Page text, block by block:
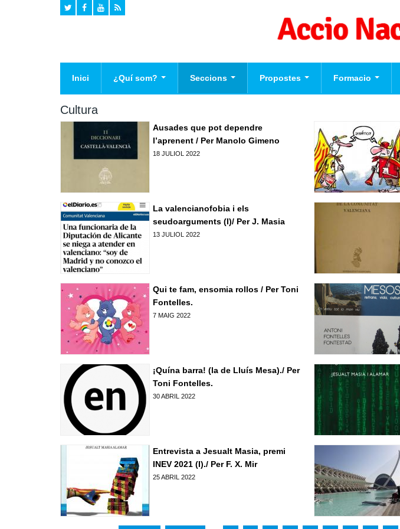
Inici ¿Quí som?
Declaracio de Principis
Seccions
Campanyes
Mig ambient
Politica
ACNV
Economia
Propostes
Programa Politic d'Accio
Nacionalista Valenciana
Formacio
Formacio dirigents
Formacio
Normes d'El Puig
Cultura
Ausades que pot dependre
l’aprenent / Per Manolo Gimeno
18 JULIOL 2022
La valencianofobia i els
seudoarguments (I)/ Per J. Masia
13 JULIOL 2022
Qui te fam, ensomia rollos / Per Toni
Fontelles.
7 MAIG 2022
¡Quína barra! (la de Lluís Mesa)./ Per
Toni Fontelles.
30 ABRIL 2022
Entrevista a Jesualt Masia, premi
INEV 2021 (I)./ Per F. X. Mir
25 ABRIL 2022
Pagines